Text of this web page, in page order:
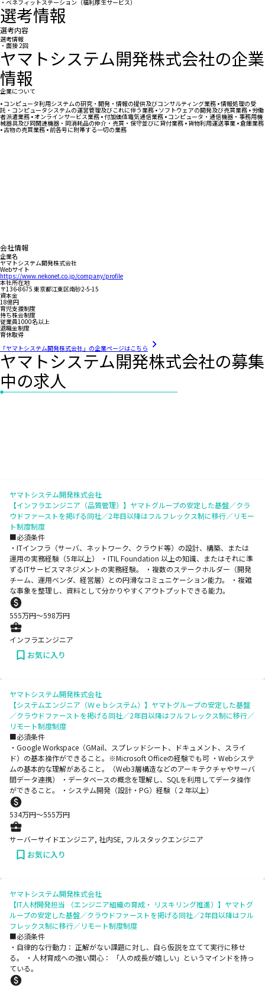
・ベネフィットステーション（福利厚生サービス）
選考情報
選考内容
選考情報
・面接 2回
ヤマトシステム開発株式会社の企業
情報
企業について
• コンピュータ利用システムの研究・開発・情報の提供及びコンサルティング業務 • 情報処理の受
託・コンピュータシステムの運営管理及びこれに伴う業務 • ソフトウェアの開発及び売買業務 • 労働
者派遣業務 • オンラインサービス業務 • 付加価値電気通信業務 • コンピュータ・通信機器・事務用機
械器具及び同関連機器・同消耗品の仲介・売買・保守並びに貸付業務 • 貨物利用運送事業 • 倉庫業務
• 古物の売買業務 • 前各号に附帯する一切の業務
会社情報
企業名
ヤマトシステム開発株式会社
Webサイト
https://www.nekonet.co.jp/company/profile
本社所在地
〒136-8675 東京都江東区南砂2-5-15
資本金
18億円
育児支援制度
持ち株会制度
従業員1000名以上
退職金制度
育休取得
「ヤマトシステム開発株式会社」の企業ページはこちら
ヤマトシステム開発株式会社の募集
中の求人
ヤマトシステム開発株式会社
【インフラエンジニア（品質管理）】ヤマトグループの安定した基盤／クラ
ウドファーストを掲げる同社／2年目以降はフルフレックス制に移行／リモー
ト制度制度
■必須条件
・ITインフラ（サーバ、ネットワーク、クラウド等）の設計、構築、または
運用の実務経験（5年以上） ・ITIL Foundation 以上の知識、またはそれに準
ずるITサービスマネジメントの実務経験。 ・複数のステークホルダー（開発
チーム、運用ベンダ、経営層）との円滑なコミュニケーション能力。 ・複雑
な事象を整理し、資料として分かりやすくアウトプットできる能力。
555万円〜598万円
インフラエンジニア
お気に入り
ヤマトシステム開発株式会社
【システムエンジニア（Ｗｅｂシステム）】ヤマトグループの安定した基盤
／クラウドファーストを掲げる同社／2年目以降はフルフレックス制に移行／
リモート制度制度
■必須条件
・Google Workspace（GMail、スプレッドシート、ドキュメント、スライ
ド）の基本操作ができること。※Microsoft Officeの経験でも可 ・Webシステ
ムの基本的な理解があること。（Web3層構造などのアーキテクチャやサーバ
間データ連携） ・データベースの概念を理解し、SQLを利用してデータ操作
ができること。 ・システム開発（設計・PG）経験（２年以上）
534万円〜555万円
サーバーサイドエンジニア, 社内SE, フルスタックエンジニア
お気に入り
ヤマトシステム開発株式会社
【IT人材開発担当 （エンジニア組織の育成・ リスキリング推進）】ヤマトグ
ループの安定した基盤／クラウドファーストを掲げる同社／2年目以降はフル
フレックス制に移行／リモート制度制度
■必須条件
・自律的な行動力： 正解がない課題に対し、自ら仮説を立てて実行に移せ
る。 ・人材育成への強い関心： 「人の成長が嬉しい」というマインドを持っ
ている。